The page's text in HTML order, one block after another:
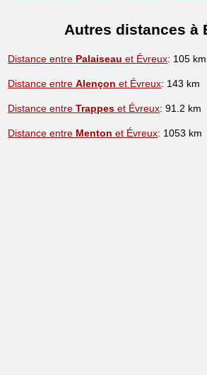
Autres distances à
Distance entre Palaiseau et Évreux: 105 km
Distance entreAlençon et Évreux: 143 km
Distance entreTrappes et Évreux: 91.2 km
Distance entre Menton et Évreux: 1053 km